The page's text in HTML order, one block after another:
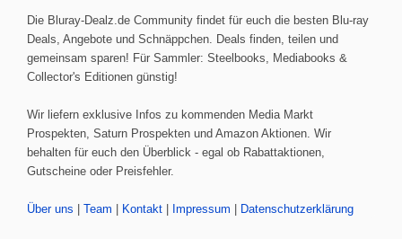
Die Bluray-Dealz.de Community findet für euch die besten Blu-ray
Deals, Angebote und Schnäppchen. Deals finden, teilen und
gemeinsam sparen! Für Sammler: Steelbooks, Mediabooks &
Collector's Editionen günstig!
Wir liefern exklusive Infos zu kommenden Media Markt
Prospekten, Saturn Prospekten und Amazon Aktionen. Wir
behalten für euch den Überblick - egal ob Rabattaktionen,
Gutscheine oder Preisfehler.
Über uns Team Kontakt Impressum Datenschutzerklärung